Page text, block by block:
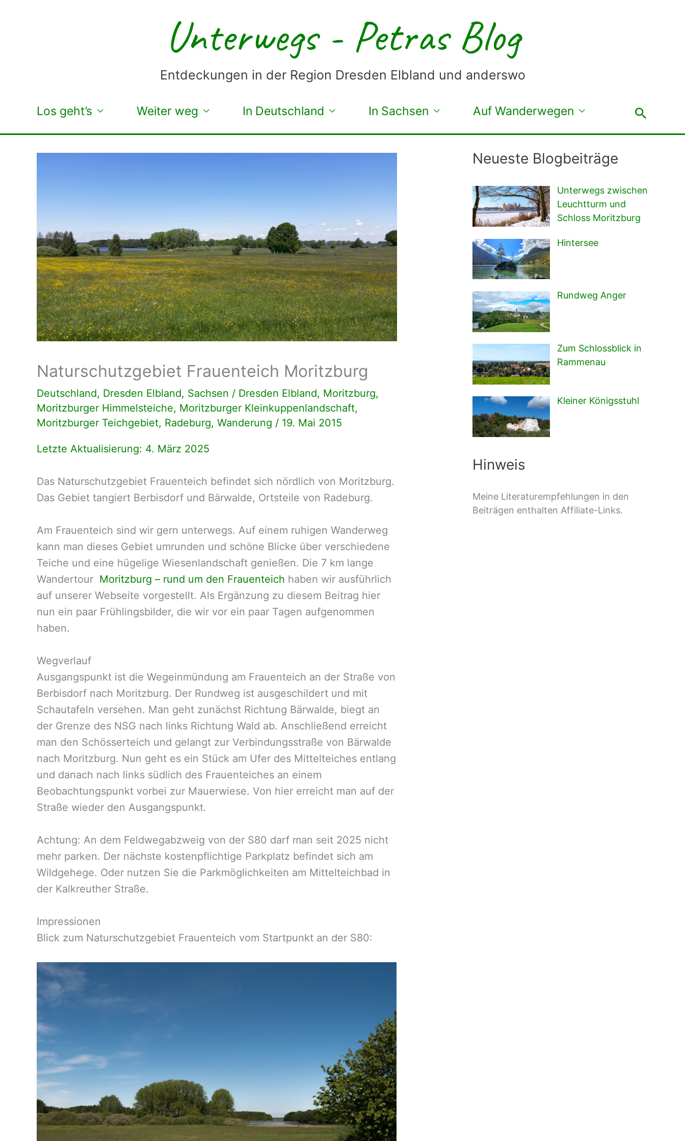
Unterwegs - Petras Blog
Entdeckungen in der Region Dresden Elbland und anderswo
Los geht’s Weiter weg In Deutschland In Sachsen Auf Wanderwegen
Naturschutzgebiet Frauenteich Moritzburg
Deutschland, Dresden Elbland, Sachsen / Dresden Elbland, Moritzburg,
Moritzburger Himmelsteiche, Moritzburger Kleinkuppenlandschaft,
Moritzburger Teichgebiet, Radeburg, Wanderung / 19. Mai 2015
Letzte Aktualisierung: 4. März 2025
Das Naturschutzgebiet Frauenteich befindet sich nördlich von Moritzburg.
Das Gebiet tangiert Berbisdorf und Bärwalde, Ortsteile von Radeburg.
Am Frauenteich sind wir gern unterwegs. Auf einem ruhigen Wanderweg
kann man dieses Gebiet umrunden und schöne Blicke über verschiedene
Teiche und eine hügelige Wiesenlandschaft genießen. Die 7 km lange
Wandertour Moritzburg – rund um den Frauenteich haben wir ausführlich
auf unserer Webseite vorgestellt. Als Ergänzung zu diesem Beitrag hier
nun ein paar Frühlingsbilder, die wir vor ein paar Tagen aufgenommen
haben.
Wegverlauf
Ausgangspunkt ist die Wegeinmündung am Frauenteich an der Straße von
Berbisdorf nach Moritzburg. Der Rundweg ist ausgeschildert und mit
Schautafeln versehen. Man geht zunächst Richtung Bärwalde, biegt an
der Grenze des NSG nach links Richtung Wald ab. Anschließend erreicht
man den Schösserteich und gelangt zur Verbindungsstraße von Bärwalde
nach Moritzburg. Nun geht es ein Stück am Ufer des Mittelteiches entlang
und danach nach links südlich des Frauenteiches an einem
Beobachtungspunkt vorbei zur Mauerwiese. Von hier erreicht man auf der
Straße wieder den Ausgangspunkt.
Achtung: An dem Feldwegabzweig von der S80 darf man seit 2025 nicht
mehr parken. Der nächste kostenpflichtige Parkplatz befindet sich am
Wildgehege. Oder nutzen Sie die Parkmöglichkeiten am Mittelteichbad in
der Kalkreuther Straße.
Impressionen
Blick zum Naturschutzgebiet Frauenteich vom Startpunkt an der S80:
Neueste Blogbeiträge
Unterwegs zwischen
Leuchtturm und
Schloss Moritzburg
Hintersee
Rundweg Anger
Zum Schlossblick in
Rammenau
Kleiner Königsstuhl
Hinweis
Meine Literaturempfehlungen in den
Beiträgen enthalten Affiliate-Links.